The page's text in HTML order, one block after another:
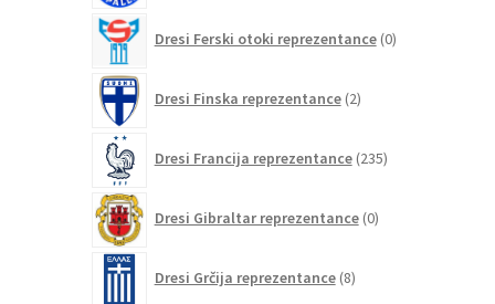
Dresi Ferski otoki reprezentance 0izdelkov
Dresi Finska reprezentance 2izdelka
Dresi Francija reprezentance 235izdelkov
Dresi Gibraltar reprezentance 0izdelkov
Dresi Grčija reprezentance 8izdelkov